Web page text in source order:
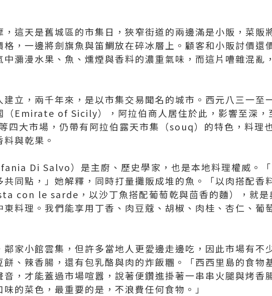
這天是舊城區的市集日，狹窄街道的兩邊滿是小販，菜販
，一邊將劍旗魚與笛鯛放在碎冰層上。顧客和小販討價還
瀰漫水果、魚、燻煙與香料的濃重氣味，而這片嘈雜混亂
建立，兩千年來，是以市集交易聞名的城市。西元八三一至
（Emirate of Sicily），阿拉伯商人居住於此，影響至深，
四大市場，仍帶有阿拉伯露天市集（souq）的特色，料理
與乾果。
Di Salvo）是主廚、歷史學家，也是本地料理權威。
同點，」她解釋，同時打量攤販成堆的魚。「以肉搭配香
con le sarde，以沙丁魚搭配葡萄乾與茴香的麵），就是
料理。我們能享用丁香、肉豆蔻、胡椒、肉桂、杏仁、葡
家小館雲集，但許多當地人更愛邊走邊吃，因此市場有不
、辣香腸，還有包乳酪與肉的炸飯糰。「西西里島的食物
，才能蓋過市場喧囂，說著便鑽進掛著一串串火腿與烤香
味的菜色，最重要的是，不浪費任何食物。」